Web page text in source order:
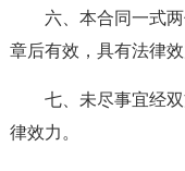
六、本合同一式
章后有效，具有法律效
七、未尽事宜经
律效力。